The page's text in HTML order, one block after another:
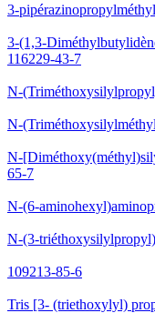
3-
3-(1,3-
116229-43-7
N-
N-
N-
65-7
N-(6-
N-(3-
109213-85-6
Tris [3- (triethoxylyl)